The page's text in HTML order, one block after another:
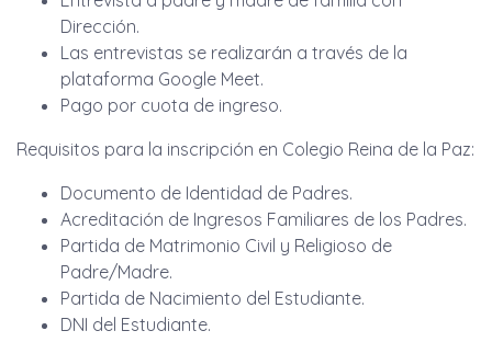
Dirección.
Las entrevistas se realizarán a través de la
plataforma Google Meet.
Pago por cuota de ingreso.
Requisitos para la inscripción en Colegio Reina de la Paz:
Documento de Identidad de Padres.
Acreditación de Ingresos Familiares de los Padres.
Partida de Matrimonio Civil y Religioso de
Padre/Madre.
Partida de Nacimiento del Estudiante.
DNI del Estudiante.